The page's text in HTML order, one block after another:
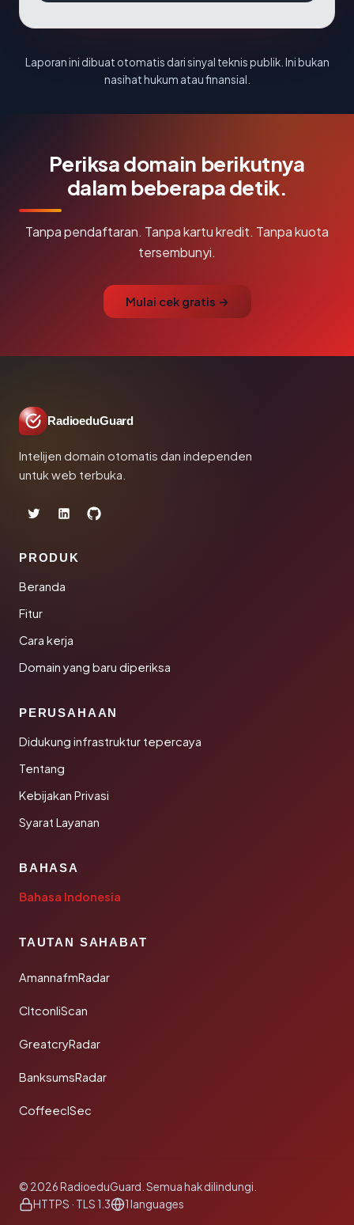
Laporan ini dibuat otomatis dari sinyal teknis publik. Ini bukan
nasihat hukum atau finansial.
Periksa domain berikutnya
dalam beberapa detik.
Tanpa pendaftaran. Tanpa kartu kredit. Tanpa kuota
tersembunyi.
Mulai cek gratis →
RadioeduGuard
Intelijen domain otomatis dan independen
untuk web terbuka.
PRODUK
Beranda
Fitur
Cara kerja
Domain yang baru diperiksa
PERUSAHAAN
Didukung infrastruktur tepercaya
Tentang
Kebijakan Privasi
Syarat Layanan
BAHASA
Bahasa Indonesia
TAUTAN SAHABAT
AmannafmRadar
CltconliScan
GreatcryRadar
BanksumsRadar
CoffeeclSec
© 2026 RadioeduGuard. Semua hak dilindungi.
HTTPS · TLS 1.3
1 languages